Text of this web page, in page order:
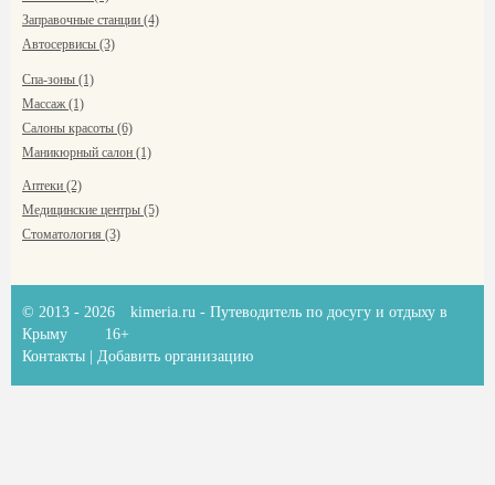
Заправочные станции (4)
Автосервисы (3)
Спа-зоны (1)
Массаж (1)
Салоны красоты (6)
Маникюрный салон (1)
Аптеки (2)
Медицинские центры (5)
Стоматология (3)
© 2013 - 2026 kimeria.ru - Путеводитель по досугу и отдыху в
Крыму
16+
Контакты
Добавить организацию